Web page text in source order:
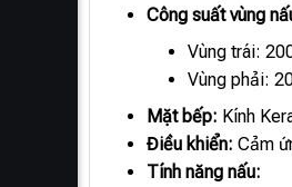
Công suất vùng
Vùng trái:
Vùng phải:
Mặt bếp: Kính
Điều khiển: Cảm
Tính năng nấu: